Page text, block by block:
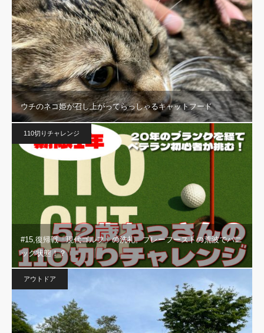
ウチのネコ姫が召し上がってらっしゃるキャットフード
110切りチャレンジ
#15,復帰戦「現代ゴルフ」の洗礼。プレーフーストの荒波でパニ
ック状態！？
アウトドア